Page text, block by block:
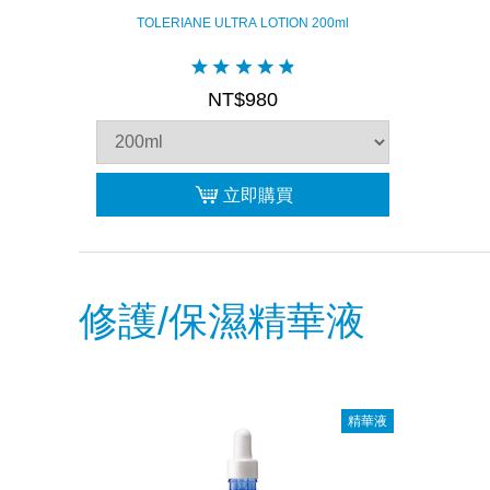
TOLERIANE ULTRA LOTION 200ml
NT$980
立即購買
修護/保濕精華液
精華液